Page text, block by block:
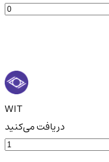
WIT
دریافت می‌کنید